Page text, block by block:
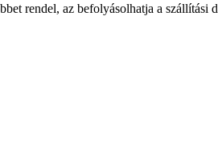
rendel, az befolyásolhatja a szállítási